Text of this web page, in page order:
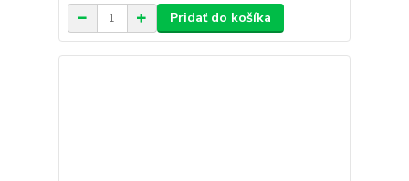
Pridať do košíka